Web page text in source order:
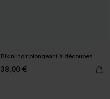
Bikini noir plongeant à découpes
38,00 €